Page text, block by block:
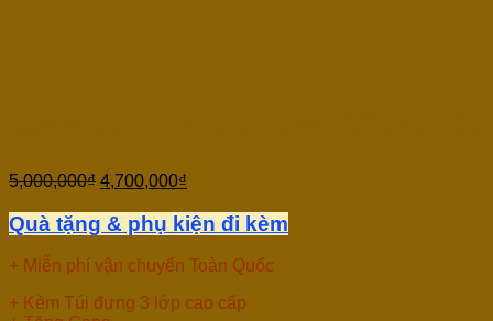
5,000,000₫ 4,700,000₫
Quà tặng & phụ kiện đi kèm
+ Miễn phí vận chuyển Toàn Quốc
+ Kèm Túi đựng 3 lớp cao cấp